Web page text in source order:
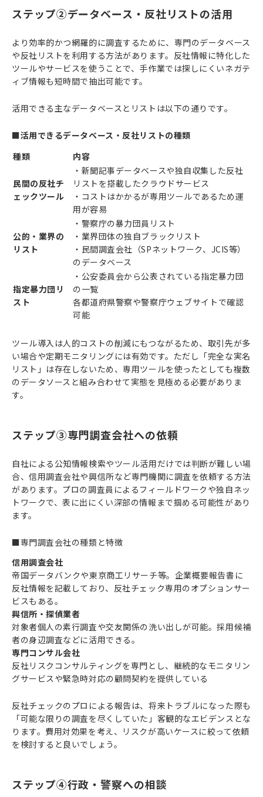
ステップ②データベース・反社リストの活用
より効率的かつ網羅的に調査するために、専門のデータベース
や反社リストを利用する方法があります。反社情報に特化した
ツールやサービスを使うことで、手作業では探しにくいネガテ
ィブ情報も短時間で抽出可能です。
活用できる主なデータベースとリストは以下の通りです。
■活用できるデータベース・反社リストの種類
種類
内容
民間の反社チ
ェックツール
・新聞記事データベースや独自収集した反社
リストを搭載したクラウドサービス
・コストはかかるが専用ツールであるため運
用が容易
公的・業界の
リスト
・警察庁の暴力団員リスト
・業界団体の独自ブラックリスト
・民間調査会社（SPネットワーク、JCIS等）
のデータベース
指定暴力団リ
スト
・公安委員会から公表されている指定暴力団
の一覧
各都道府県警察や警察庁ウェブサイトで確認
可能
ツール導入は人的コストの削減にもつながるため、取引先が多
い場合や定期モニタリングには有効です。ただし「完全な実名
リスト」は存在しないため、専用ツールを使ったとしても複数
のデータソースと組み合わせて実態を見極める必要がありま
す。
ステップ③専門調査会社への依頼
自社による公知情報検索やツール活用だけでは判断が難しい場
合、信用調査会社や興信所など専門機関に調査を依頼する方法
があります。プロの調査員によるフィールドワークや独自ネッ
トワークで、表に出にくい深部の情報まで掴める可能性があり
ます。
■専門調査会社の種類と特徴
信用調査会社
帝国データバンクや東京商工リサーチ等。企業概要報告書に
反社情報を記載しており、反社チェック専用のオプションサー
ビスもある。
興信所・探偵業者
対象者個人の素行調査や交友関係の洗い出しが可能。採用候補
者の身辺調査などに活用できる。
専門コンサル会社
反社リスクコンサルティングを専門とし、継続的なモニタリン
グサービスや緊急時対応の顧問契約を提供している
反社チェックのプロによる報告は、将来トラブルになった際も
「可能な限りの調査を尽くしていた」客観的なエビデンスとな
ります。費用対効果を考え、リスクが高いケースに絞って依頼
を検討すると良いでしょう。
ステップ④行政・警察への相談